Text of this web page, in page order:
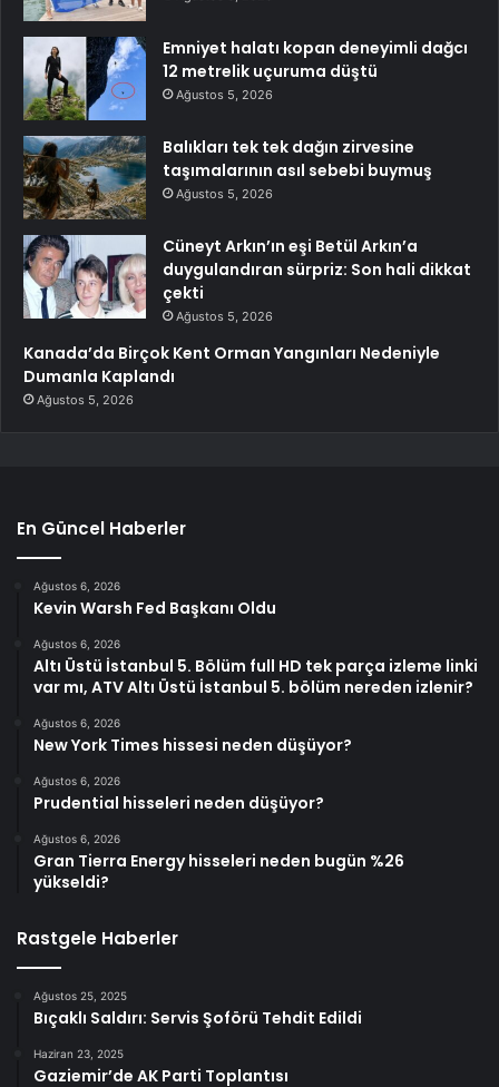
Emniyet halatı kopan deneyimli dağcı
12 metrelik uçuruma düştü
Ağustos 5, 2026
Balıkları tek tek dağın zirvesine
taşımalarının asıl sebebi buymuş
Ağustos 5, 2026
Cüneyt Arkın’ın eşi Betül Arkın’a
duygulandıran sürpriz: Son hali dikkat
çekti
Ağustos 5, 2026
Kanada’da Birçok Kent Orman Yangınları Nedeniyle
Dumanla Kaplandı
Ağustos 5, 2026
En Güncel Haberler
Ağustos 6, 2026
Kevin Warsh Fed Başkanı Oldu
Ağustos 6, 2026
Altı Üstü İstanbul 5. Bölüm full HD tek parça izleme linki
var mı, ATV Altı Üstü İstanbul 5. bölüm nereden izlenir?
Ağustos 6, 2026
New York Times hissesi neden düşüyor?
Ağustos 6, 2026
Prudential hisseleri neden düşüyor?
Ağustos 6, 2026
Gran Tierra Energy hisseleri neden bugün %26
yükseldi?
Rastgele Haberler
Ağustos 25, 2025
Bıçaklı Saldırı: Servis Şoförü Tehdit Edildi
Haziran 23, 2025
Gaziemir’de AK Parti Toplantısı